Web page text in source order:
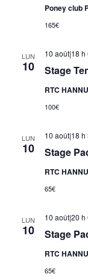
Poney club
165€
LUN
10 Stage
10 août|18 h
RTC
100€
LUN
10 Stage
10 août|18 h
RTC
65€
LUN
10 Stage
10 août|20 h
RTC
65€